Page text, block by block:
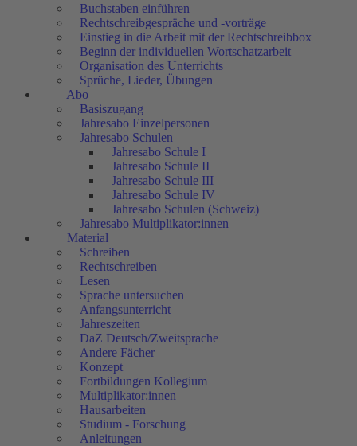
Buchstaben einführen
Rechtschreibgespräche und -vorträge
Einstieg in die Arbeit mit der Rechtschreibbox
Beginn der individuellen Wortschatzarbeit
Organisation des Unterrichts
Sprüche, Lieder, Übungen
Abo
Basiszugang
Jahresabo Einzelpersonen
Jahresabo Schulen
Jahresabo Schule I
Jahresabo Schule II
Jahresabo Schule III
Jahresabo Schule IV
Jahresabo Schulen (Schweiz)
Jahresabo Multiplikator:innen
Material
Schreiben
Rechtschreiben
Lesen
Sprache untersuchen
Anfangsunterricht
Jahreszeiten
DaZ Deutsch/Zweitsprache
Andere Fächer
Konzept
Fortbildungen Kollegium
Multiplikator:innen
Hausarbeiten
Studium - Forschung
Anleitungen